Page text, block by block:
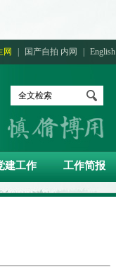
网 国产自拍 内网 English
建工作 工作简报